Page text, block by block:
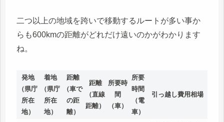
二つ以上の地域を跨いで移動するルートが多い事か
らも600kmの距離がどれだけ遠いのかがわかります
ね。
発地
（県庁
所在
地）
着地
（県庁
所在
地）
距離
（車で
の距
離）
距離
（直線
距離）
所要時
間
（車）
所要
時間
（電
車）
引っ越し費用相場